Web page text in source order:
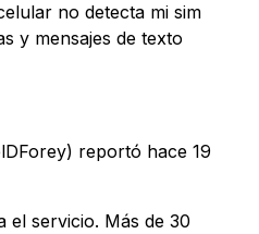
no detecta mi sim
y mensajes de texto
reportó hace 19
el servicio. Más de 30